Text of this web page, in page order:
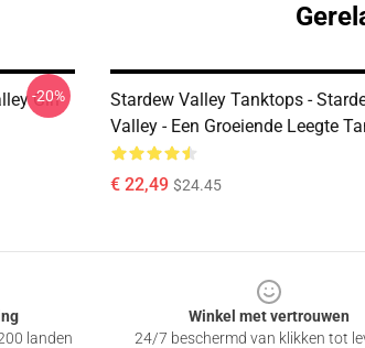
Girl
-20%
Stardew Valley Tanktops -
Valley - Een Groeiende Leegte
€ 22,49 $24.45
landen
Winkel met vertrouwen
24/7 beschermd van klikken tot